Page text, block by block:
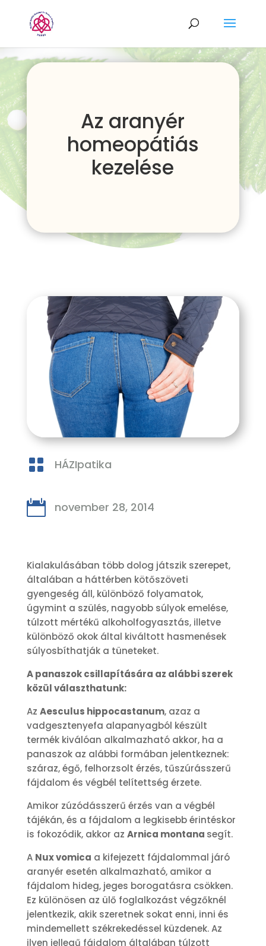
Az aranyér
homeopátiás
kezelése
 HÁZIpatika
 november 28, 2014
Kialakulásában több dolog játszik szerepet,
általában a háttérben kötőszöveti
gyengeség áll, különböző folyamatok,
úgymint a szülés, nagyobb súlyok emelése,
túlzott mértékű alkoholfogyasztás, illetve
különböző okok által kiváltott hasmenések
súlyosbíthatják a tüneteket.
A panaszok csillapítására az alábbi szerek
közül választhatunk:
Az Aesculus hippocastanum, azaz a
vadgesztenyefa alapanyagból készült
termék kiválóan alkalmazható akkor, ha a
panaszok az alábbi formában jelentkeznek:
száraz, égő, felhorzsolt érzés, tűszúrásszerű
fájdalom és végbél telítettség érzete.
Amikor zúzódásszerű érzés van a végbél
tájékán, és a fájdalom a legkisebb érintéskor
is fokozódik, akkor az Arnica montana segít.
A Nux vomica a kifejezett fájdalommal járó
aranyér esetén alkalmazható, amikor a
fájdalom hideg, jeges borogatásra csökken.
Ez különösen az ülő foglalkozást végzőknél
jelentkezik, akik szeretnek sokat enni, inni és
mindemellett székrekedéssel küzdenek. Az
ilyen jellegű fájdalom általában túlzott